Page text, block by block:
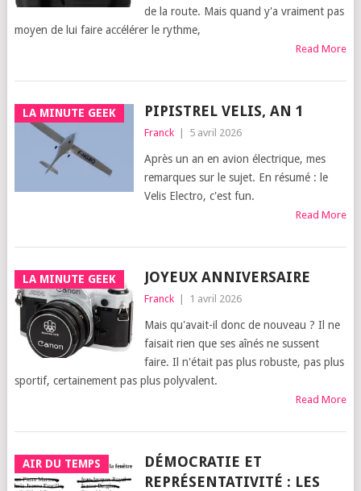
de la route. Mais quand y'a vraiment pas
moyen de lui faire accélérer le rythme,
Read More
LA MINUTE GEEK PIPISTREL VELIS, AN 1
Franck 5 avril 2026
Après un an en avion électrique, mes
remarques sur le sujet. En résumé : le
Velis Electro, c'est fun.
Read More
LA MINUTE GEEK JOYEUX ANNIVERSAIRE
Franck 1 avril 2026
Mais qu'avait-il donc de nouveau ? Il ne
faisait rien que ses aînés ne sussent
faire. Il n'était pas plus robuste, pas plus
sportif, certainement pas plus polyvalent.
Read More
AIR DU TEMPS
DÉMOCRATIE ET
REPRÉSENTATIVITÉ : LES